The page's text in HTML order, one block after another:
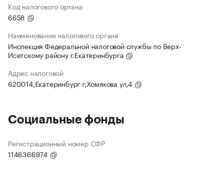
Код налогового органа
6658
Наименование налогового органа
Инспекция Федеральной налоговой службы по Верх-
Исетскому району г.Екатеринбурга
Адрес налоговой
620014,Екатеринбург г,Хомякова ул,4
Социальные фонды
Регистрационный номер СФР
1146366974